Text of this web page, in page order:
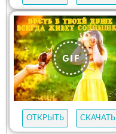
ОТКРЫТЬ СКАЧАТЬ